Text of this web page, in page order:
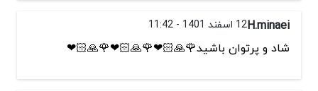
H.minaei12 اسفند 1401 - 11:42
شاد و پرتوان باشید🌹🙏🏻❤🌹🙏🏻❤🌹🙏🏻❤